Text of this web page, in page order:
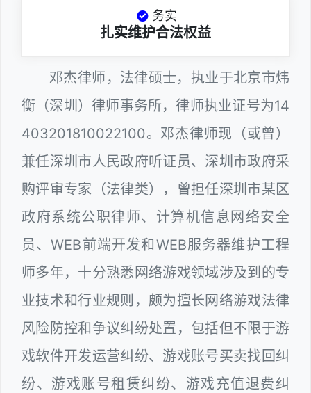
务实
扎实维护合法权益
邓杰律师，法律硕士，执业于北京市炜
衡（深圳）律师事务所，律师执业证号为14
403201810022100。邓杰律师现（或曾）
兼任深圳市人民政府听证员、深圳市政府采
购评审专家（法律类），曾担任深圳市某区
政府系统公职律师、计算机信息网络安全
员、WEB前端开发和WEB服务器维护工程
师多年，十分熟悉网络游戏领域涉及到的专
业技术和行业规则，颇为擅长网络游戏法律
风险防控和争议纠纷处置，包括但不限于游
戏软件开发运营纠纷、游戏账号买卖找回纠
纷、游戏账号租赁纠纷、游戏充值退费纠